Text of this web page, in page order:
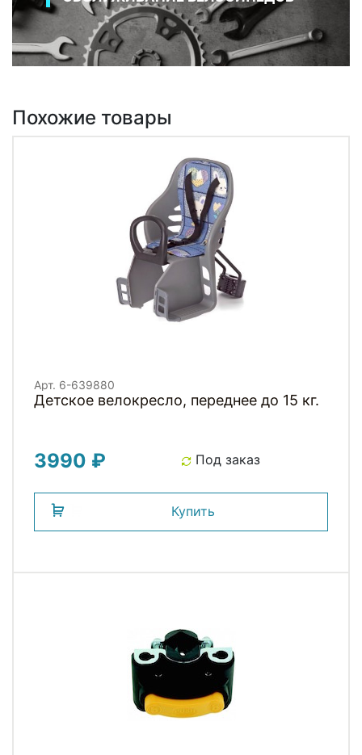
Похожие товары
Арт. 6-639880
Детское велокресло, переднее до 15 кг.
3990 ₽ Под заказ
Купить